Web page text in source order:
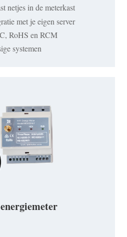
netjes in de meterkast
met je eigen server
RoHS en RCM
systemen